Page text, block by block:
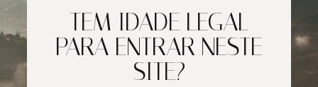
TEM IDADE LEGAL
PARA ENTRAR NESTE
SITE?